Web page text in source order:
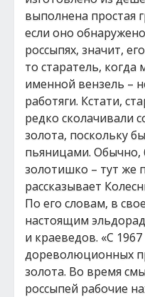
выполнена простая
если оно
россыпях, значит,
то старатель, когда
именной вензель –
работяги. Кстати,
редко сколачивали
золота, поскольку
пьяницами. Обычно,
золотишко – тут же
рассказывает
По его словам, в
настоящим
и краеведов. «С
дореволюционных
золота. Во время
россыпей рабочие